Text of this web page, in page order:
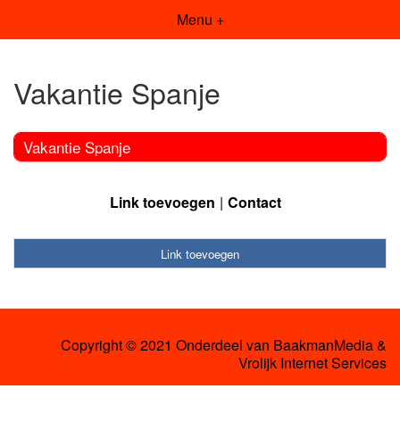
Menu +
Vakantie Spanje
Vakantie Spanje
Link toevoegen Contact
Link toevoegen
Copyright © 2021 Onderdeel van BaakmanMedia&
Vrolijk Internet Services